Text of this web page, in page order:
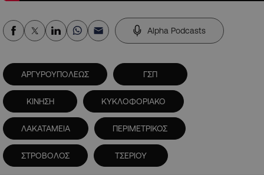
Alpha Podcasts
ΑΡΓΥΡΟΥΠΟΛΕΩΣ ΓΣΠ
ΚΙΝΗΣΗ ΚΥΚΛΟΦΟΡΙΑΚΟ
ΛΑΚΑΤΑΜΕΙΑ ΠΕΡΙΜΕΤΡΙΚΟΣ
ΣΤΡΟΒΟΛΟΣ ΤΣΕΡΙΟΥ